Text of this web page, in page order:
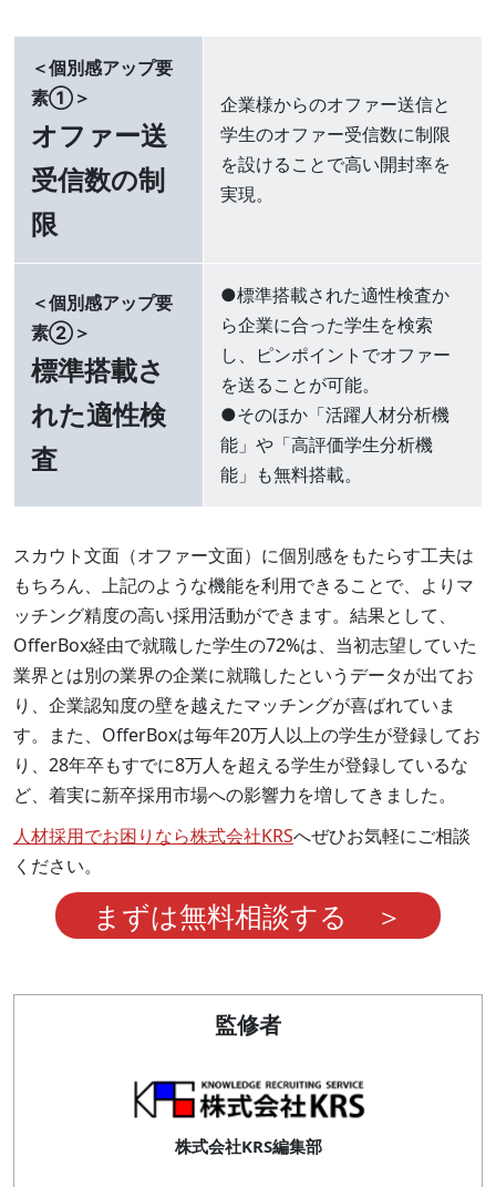
＜個別感アップ要
素①＞
オファー送
受信数の制
限
企業様からのオファー送信と
学生のオファー受信数に制限
を設けることで高い開封率を
実現。
＜個別感アップ要
素②＞
標準搭載さ
れた適性検
査
●標準搭載された適性検査か
ら企業に合った学生を検索
し、ピンポイントでオファー
を送ることが可能。
●そのほか「活躍人材分析機
能」や「高評価学生分析機
能」も無料搭載。
スカウト文面（オファー文面）に個別感をもたらす工夫は
もちろん、上記のような機能を利用できることで、よりマ
ッチング精度の高い採用活動ができます。結果として、
OfferBox経由で就職した学生の72%は、当初志望していた
業界とは別の業界の企業に就職したというデータが出てお
り、企業認知度の壁を越えたマッチングが喜ばれていま
す。また、OfferBoxは毎年20万人以上の学生が登録してお
り、28年卒もすでに8万人を超える学生が登録しているな
ど、着実に新卒採用市場への影響力を増してきました。
人材採用でお困りなら株式会社KRSへぜひお気軽にご相談
ください。
まずは無料相談する ＞
監修者
株式会社KRS編集部